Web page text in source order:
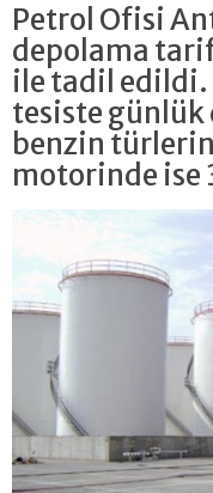
Petrol Ofisi
depolama
ile tadil
tesiste günlük
benzin
motorinde ise